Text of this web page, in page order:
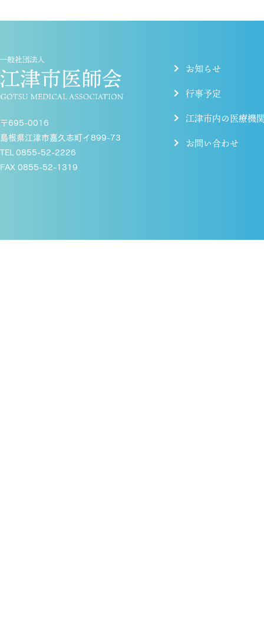
〒695-0016
島根県江津市嘉久志町イ899-73
TEL 0855-52-2226
FAX 0855-52-1319
お知らせ
行事予定
江津市内の医療機
お問い合わせ